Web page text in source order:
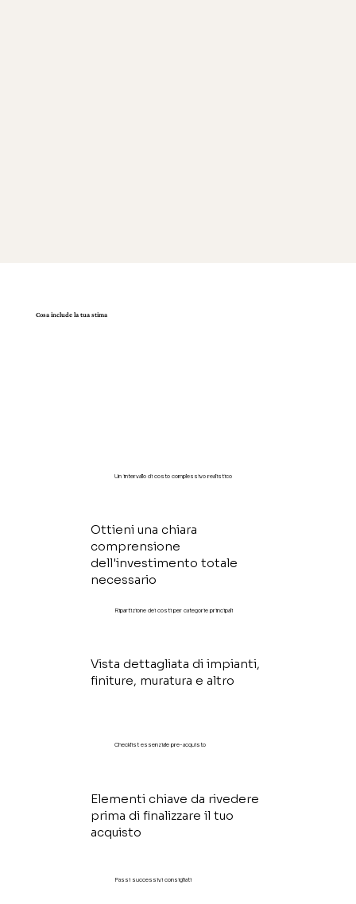
Cosa include la tua stima
Un intervallo di costo complessivo realistico
Ottieni una chiara
comprensione
dell'investimento totale
necessario
Passi successivi consigliati
Ripartizione dei costi per categorie principali
Vista dettagliata di impianti,
finiture, muratura e altro
Checklist essenziale pre-acquisto
Elementi chiave da rivedere
prima di finalizzare il tuo
acquisto